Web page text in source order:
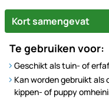
Kort samengevat
Te gebruiken voor:
Geschikt als tuin- of
Kan worden gebruikt als
kippen- of puppy